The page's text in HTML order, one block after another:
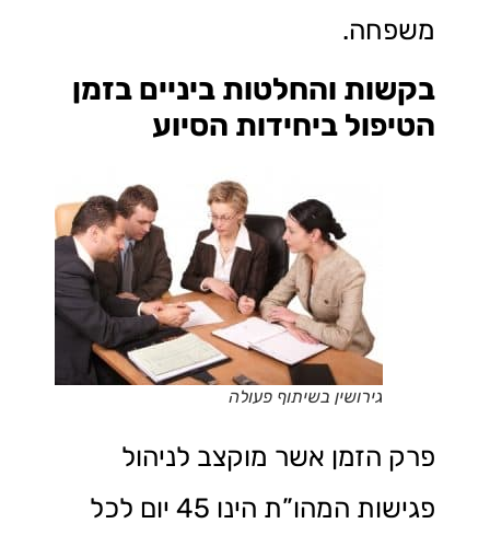
משפחה.
בקשות והחלטות ביניים בזמן
הטיפול ביחידות הסיוע
גירושין בשיתוף פעולה
פרק הזמן אשר מוקצב לניהול
פגישות המהו”ת הינו 45 יום לכל